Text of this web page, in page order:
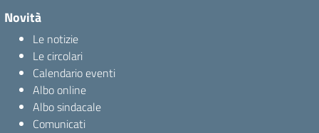
Novità
Le notizie
Le circolari
Calendario eventi
Albo online
Albo sindacale
Comunicati